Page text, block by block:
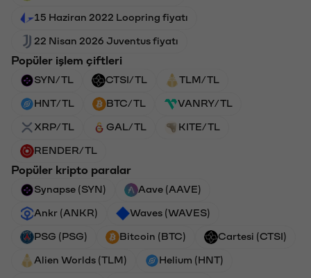
15 Haziran 2022 Loopring fiyatı
22 Nisan 2026 Juventus fiyatı
Popüler işlem çiftleri
SYN/TL CTSI/TL TLM/TL
HNT/TL BTC/TL VANRY/TL
XRP/TL GAL/TL KITE/TL
RENDER/TL
Popüler kripto paralar
Synapse (SYN) Aave (AAVE)
Ankr (ANKR) Waves (WAVES)
PSG (PSG) Bitcoin (BTC) Cartesi (CTSI)
Alien Worlds (TLM) Helium (HNT)